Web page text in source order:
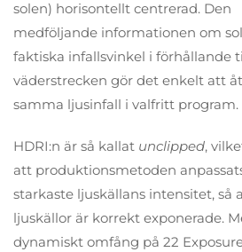
solen) horisontellt centrerad. Den
medföljande informationen om
faktiska infallsvinkel i förhållande
väderstrecken gör det enkelt att
samma ljusinfall i valfritt program.
HDRI:n är så kallat unclipped,
att produktionsmetoden
starkaste ljuskällans intensitet, så
ljuskällor är korrekt exponerade.
dynamiskt omfång på 22